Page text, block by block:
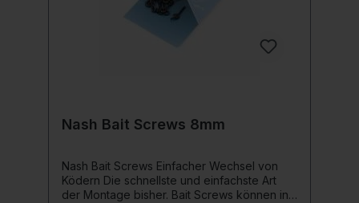
Nash Bait Screws 8mm
Nash Bait Screws Einfacher Wechsel von
Ködern Die schnellste und einfachste Art
der Montage bisher. Bait Screws können in